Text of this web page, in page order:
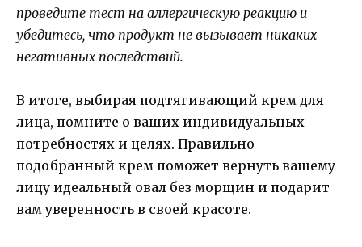
проведите тест на аллергическую реакцию и
убедитесь, что продукт не вызывает никаких
негативных последствий.
В итоге, выбирая подтягивающий крем для
лица, помните о ваших индивидуальных
потребностях и целях. Правильно
подобранный крем поможет вернуть вашему
лицу идеальный овал без морщин и подарит
вам уверенность в своей красоте.